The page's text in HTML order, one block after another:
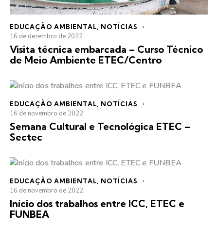
EDUCAÇÃO AMBIENTAL NOTÍCIAS
16 de dezembro de 2022
Visita técnica embarcada – Curso Técnico
de Meio Ambiente ETEC/Centro
EDUCAÇÃO AMBIENTAL NOTÍCIAS
16 de novembro de 2022
Semana Cultural e Tecnológica ETEC –
Sectec
EDUCAÇÃO AMBIENTAL NOTÍCIAS
16 de novembro de 2022
Início dos trabalhos entre ICC, ETEC e
FUNBEA